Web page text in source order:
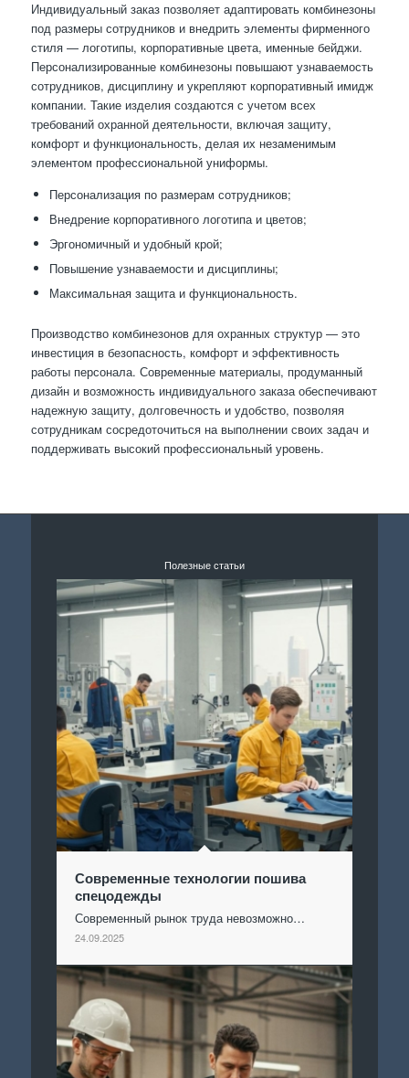
Индивидуальный заказ позволяет адаптировать комбинезоны
под размеры сотрудников и внедрить элементы фирменного
стиля — логотипы, корпоративные цвета, именные бейджи.
Персонализированные комбинезоны повышают узнаваемость
сотрудников, дисциплину и укрепляют корпоративный имидж
компании. Такие изделия создаются с учетом всех
требований охранной деятельности, включая защиту,
комфорт и функциональность, делая их незаменимым
элементом профессиональной униформы.
Персонализация по размерам сотрудников;
Внедрение корпоративного логотипа и цветов;
Эргономичный и удобный крой;
Повышение узнаваемости и дисциплины;
Максимальная защита и функциональность.
Производство комбинезонов для охранных структур — это
инвестиция в безопасность, комфорт и эффективность
работы персонала. Современные материалы, продуманный
дизайн и возможность индивидуального заказа обеспечивают
надежную защиту, долговечность и удобство, позволяя
сотрудникам сосредоточиться на выполнении своих задач и
поддерживать высокий профессиональный уровень.
Полезные статьи
Современные технологии пошива
спецодежды
Современный рынок труда невозможно…
24.09.2025